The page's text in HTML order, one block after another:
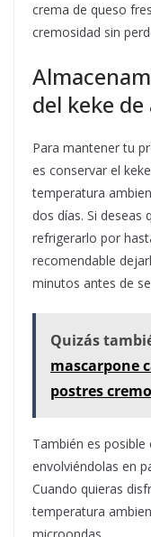
crema de queso
cremosidad sin
del keke de
Para mantener tu
es conservar el
temperatura
dos días. Si deseas
refrigerarlo por
recomendable
minutos antes de
Quizás
mascarpone
postres
También es posible
envolviéndolas en
Cuando quieras
temperatura